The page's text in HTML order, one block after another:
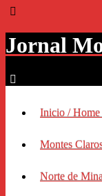
Jornal
Inicio / Home
Montes
Norte de